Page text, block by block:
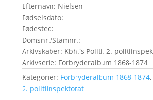
Efternavn: Nielsen
Fødselsdato:
Fødested:
Domsnr./Stamnr.:
Arkivskaber: Kbh.'s Politi. 2.
Arkivserie: Forbryderalbum 1868-1874
Kategorier: Forbryderalbum 1868-1874,
2. politiinspektorat